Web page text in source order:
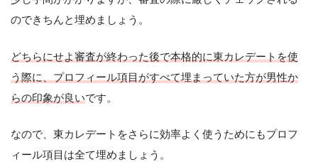
のできちんと埋めましょう。
どちらにせよ審査が終わった後で本格的に東カレデートを使
う際に、プロフィール項目がすべて埋まっていた方が男性か
らの印象が良いです。
なので、東カレデートをさらに効率よく使うためにもプロフ
ィール項目は全て埋めましょう。